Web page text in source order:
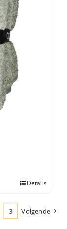
Details
3 Volgende